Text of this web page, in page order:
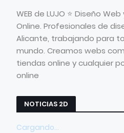
WEB de LUJO ⭐ Diseño
Online. Profesionales de
Alicante, trabajando para
mundo. Creamos webs
tiendas online y cualquier
online
NOTICIAS 2D
Cargando...